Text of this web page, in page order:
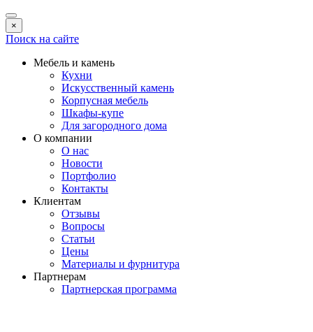
×
Поиск на сайте
Мебель и камень
Кухни
Искусственный камень
Корпусная мебель
Шкафы-купе
Для загородного дома
О компании
О нас
Новости
Портфолио
Контакты
Клиентам
Отзывы
Вопросы
Статьи
Цены
Материалы и фурнитура
Партнерам
Партнерская программа